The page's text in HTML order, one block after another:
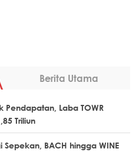
Berita Utama
Pendapatan, Laba TOWR
Triliun
BACH hingga WINE